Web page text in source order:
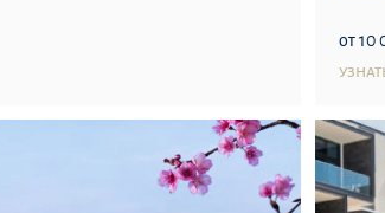
от 10